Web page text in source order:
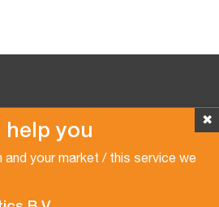
✖
help you
and your market / this service we
2026 Van der Vlist